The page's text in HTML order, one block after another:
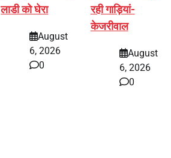
लाडी को घेरा
August
6, 2026
0
रही गाड़ियां-
केजरीवाल
August
6, 2026
0